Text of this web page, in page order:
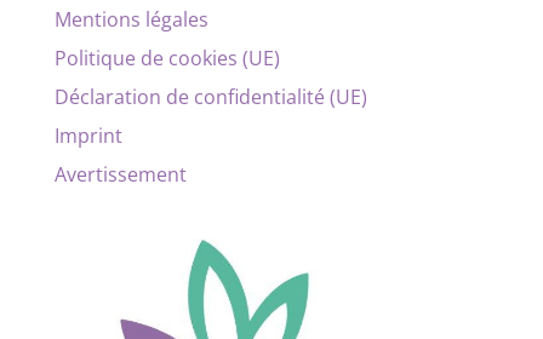
Mentions légales
Politique de cookies (UE)
Déclaration de confidentialité (UE)
Imprint
Avertissement